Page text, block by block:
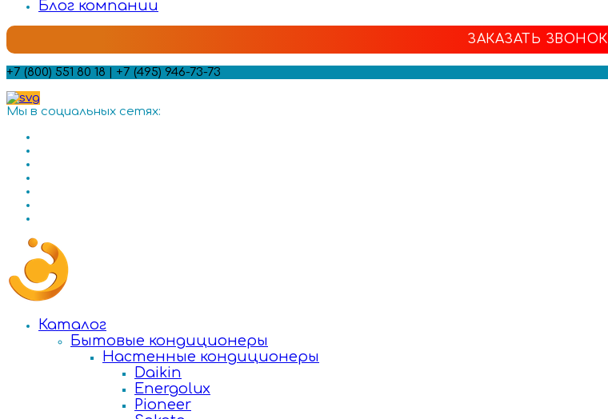
Блог компании
ЗАКАЗАТЬ ЗВОНОК
+7 (800) 551 80 18 | +7 (495) 946-73-73
Мы в социальных сетях:
Каталог
Бытовые кондиционеры
Настенные кондиционеры
Daikin
Energolux
Pioneer